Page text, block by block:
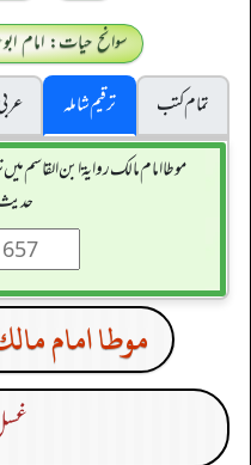
سوانح حیات: امام
تمام کتب
ترقیم شاملہ
موطا امام مالك رواية ابن القاسم
موطا امام